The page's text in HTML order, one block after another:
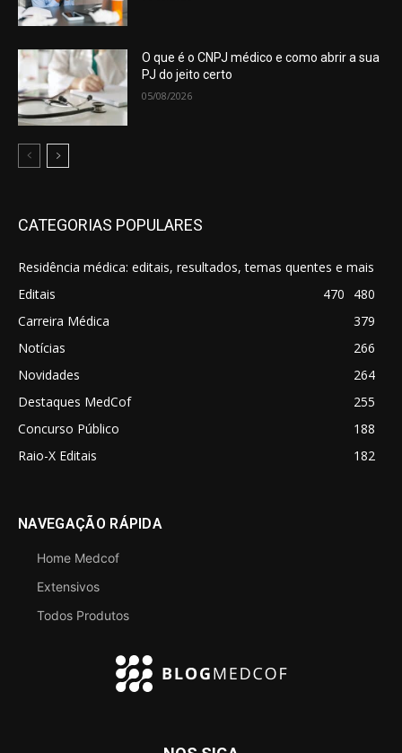
O que é o CNPJ médico e como abrir a sua
PJ do jeito certo
05/08/2026
CATEGORIAS POPULARES
Residência médica: editais, resultados, temas quentes e mais
480
Editais
470
Carreira Médica
379
Notícias
266
Novidades
264
Destaques MedCof
255
Concurso Público
188
Raio-X Editais
182
NAVEGAÇÃO RÁPIDA
Home Medcof
Extensivos
Todos Produtos